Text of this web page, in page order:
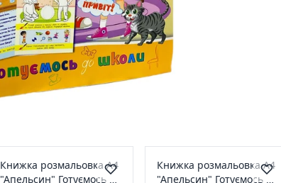
Книжка розмальовка А4
"Апельсин" Готуємось до
Книжка розмальовка А4
"Апельсин" Готуємось до